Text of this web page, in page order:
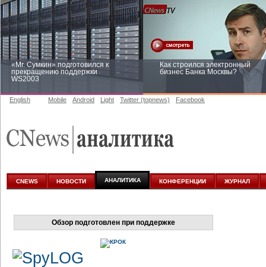
«Mr. Сумкин» подготовился к
прекращению поддержки
WS2003
Как строился электронный
бизнес Банка Москвы?
аналитике
English Mobile Android Light Twitter (topnews) Facebook
CNEWS НОВОСТИ АНАЛИТИКА КОНФЕРЕНЦИИ ЖУРНАЛ
Обзор подготовлен при поддержке